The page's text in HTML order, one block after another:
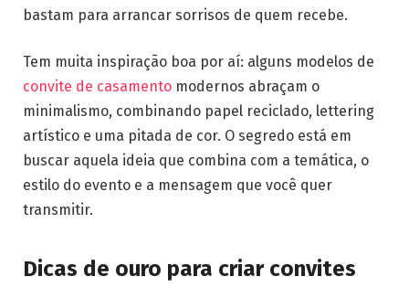
bastam para arrancar sorrisos de quem recebe.
Tem muita inspiração boa por aí: alguns modelos de
convite de casamento modernos abraçam o
minimalismo, combinando papel reciclado, lettering
artístico e uma pitada de cor. O segredo está em
buscar aquela ideia que combina com a temática, o
estilo do evento e a mensagem que você quer
transmitir.
Dicas de ouro para criar convites